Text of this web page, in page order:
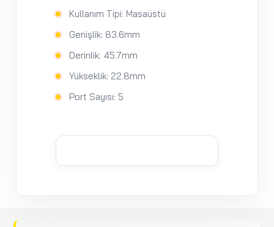
Kullanım Tipi: Masaüstü
Genişlik: 83.6mm
Derinlik: 45.7mm
Yükseklik: 22.8mm
Port Sayısı: 5